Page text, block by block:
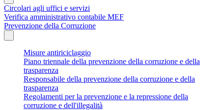
Circolari agli uffici e servizi
Verifica amministrativo contabile MEF
Prevenzione della Corruzione
Misure antiriciclaggio
Piano triennale della prevenzione della corruzione e della
trasparenza
Responsabile della prevenzione della corruzione e della
trasparenza
Regolamenti per la prevenzione e la repressione della
corruzione e dell'illegalità